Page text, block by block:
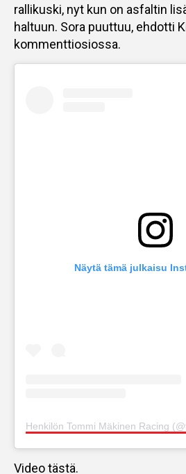
rallikuski, nyt kun on asfaltin
haltuun. Sora puuttuu, ehdotti
kommenttiosiossa.
Näytä tämä julkaisu
Video tästä.